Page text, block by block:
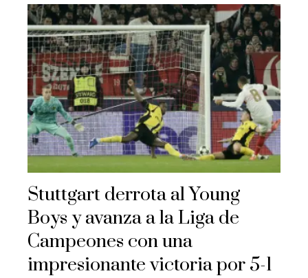
Stuttgart derrota al Young
Boys y avanza a la Liga de
Campeones con una
impresionante victoria por 5-1